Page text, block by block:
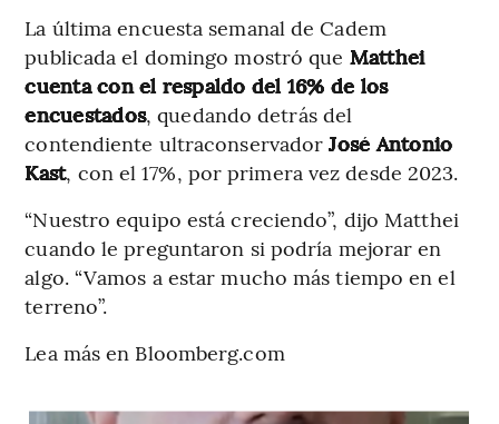
La última encuesta semanal de Cadem
publicada el domingo mostró que Matthei
cuenta con el respaldo del 16% de los
encuestados, quedando detrás del
contendiente ultraconservadorJosé Antonio
Kast, con el 17%, por primera vez desde 2023.
“Nuestro equipo está creciendo”, dijo Matthei
cuando le preguntaron si podría mejorar en
algo. “Vamos a estar mucho más tiempo en el
terreno”.
Lea más en Bloomberg.com